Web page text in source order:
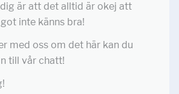
är att det alltid är okej att
inte känns bra!
med oss om det här kan du
till vår chatt!